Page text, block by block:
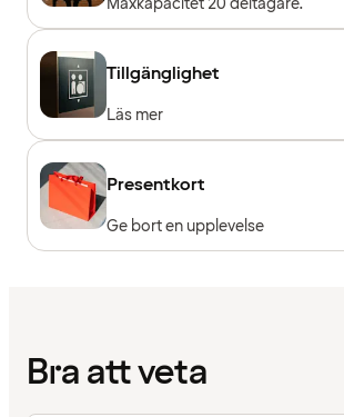
Tillgänglighet
Läs mer
Presentkort
Ge bort en upplevelse
Bra att veta